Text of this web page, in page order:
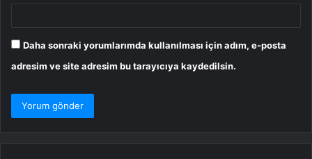
Daha sonraki yorumlarımda kullanılması için adım, e-posta
adresim ve site adresim bu tarayıcıya kaydedilsin.